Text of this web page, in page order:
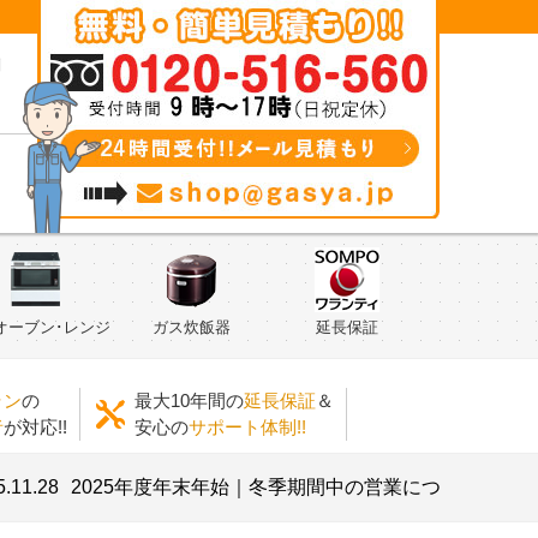
ーブン･レンジ ガス炊飯器 延長保証
の
が対応!!
最大10年間の延長保証＆
安心のサポート体制!!
2025年度年末年始｜冬季期間中の営業について